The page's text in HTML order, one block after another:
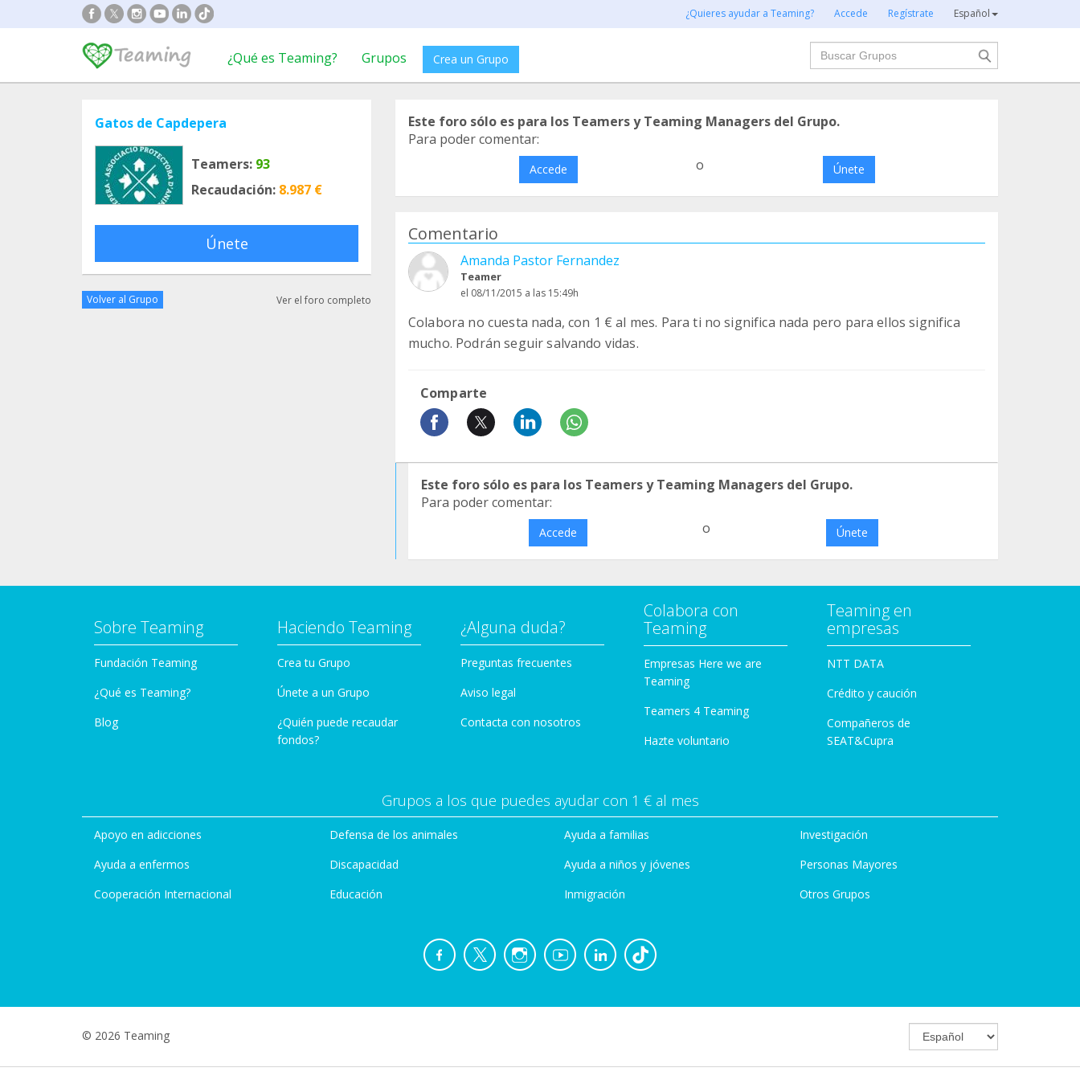
¿Quieres ayudar a Teaming? Accede Regístrate Español
¿Qué es Teaming? Grupos Crea un Grupo
Buscar
Gatos de Capdepera
Teamers: 93
Recaudación: 8.987 €
Únete
Volver al Grupo Ver el foro completo
Este foro sólo es para los Teamers y Teaming Managers del Grupo.
Para poder comentar:
Accede o Únete
Comentario
Amanda Pastor Fernandez
Teamer
el 08/11/2015 a las 15:49h
Colabora no cuesta nada, con 1 € al mes. Para ti no significa nada pero para ellos significa
mucho. Podrán seguir salvando vidas.
Comparte
Este foro sólo es para los Teamers y Teaming Managers del Grupo.
Para poder comentar:
Accede o Únete
Sobre Teaming
Fundación Teaming
¿Qué es Teaming?
Blog
Haciendo Teaming
Crea tu Grupo
Únete a un Grupo
¿Quién puede recaudar
fondos?
¿Alguna duda?
Preguntas frecuentes
Aviso legal
Contacta con nosotros
Colabora con
Teaming
Empresas Here we are
Teaming
Teamers 4 Teaming
Hazte voluntario
Teaming en
empresas
NTT DATA
Crédito y caución
Compañeros de
SEAT&Cupra
Grupos a los que puedes ayudar con 1 € al mes
Apoyo en adicciones
Ayuda a enfermos
Cooperación Internacional
Defensa de los animales
Discapacidad
Educación
Ayuda a familias
Ayuda a niños y jóvenes
Inmigración
Investigación
Personas Mayores
Otros Grupos
© 2026 Teaming